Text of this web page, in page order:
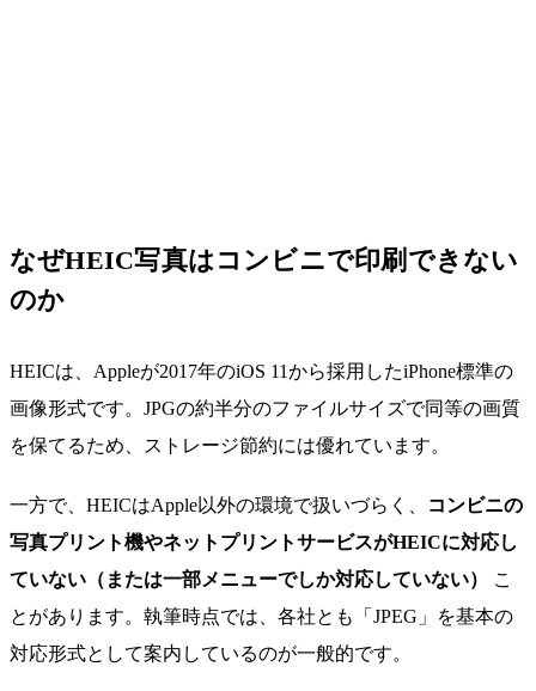
なぜHEIC写真はコンビニで印刷できない
のか
HEICは、Appleが2017年のiOS 11から採用したiPhone標準の
画像形式です。JPGの約半分のファイルサイズで同等の画質
を保てるため、ストレージ節約には優れています。
一方で、HEICはApple以外の環境で扱いづらく、
コンビニの
写真プリント機やネットプリントサービスがHEICに対応し
ていない（または一部メニューでしか対応していない）
こ
とがあります。執筆時点では、各社とも「JPEG」を基本の
対応形式として案内しているのが一般的です。